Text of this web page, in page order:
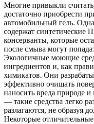
Многие привыкли
достаточно приобрести
автомобильный гель.
содержат синтетические
консерванты, которые
после смыва могут
Экологичные моющие
ингредиентов и, как
химикатов. Они
эффективно очищать
наносить вреда природе
— такие средства легко
разлагаются, не образуя
Некоторые